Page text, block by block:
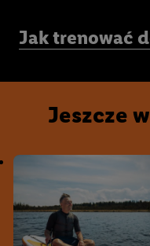
Jak trenować
Jeszcze